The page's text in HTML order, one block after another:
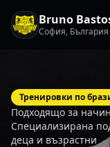
Bruno
София, България
Тренировки по
Подходящо за
Специализирана
деца и възрастни